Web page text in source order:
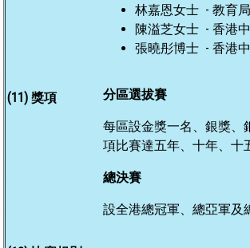
林嘉恩女士 - 教育
陳溢芝女士 - 香港
張曉彤博士 - 香港
(11) 獎項 分區選拔賽
每區設金獎一名、銀獎、
項比賽達五年、十年、
總決賽
設全港總冠軍、總亞軍及